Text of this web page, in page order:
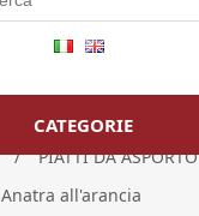
CATEGORIE
/ PIATTI DA ASPORTO
Anatra all'arancia